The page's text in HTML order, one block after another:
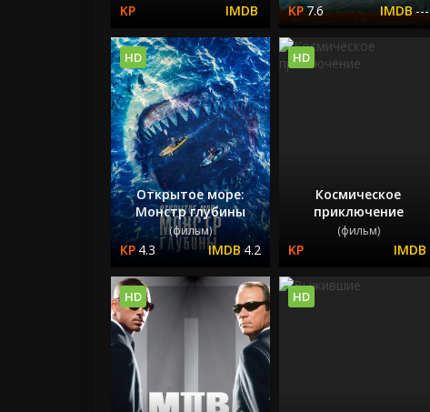
7.6 ---
Открытое море:
Монстр глубины
(фильм)
4.3 4.2
HD
Космическое
приключение
(фильм)
HD
HD HD